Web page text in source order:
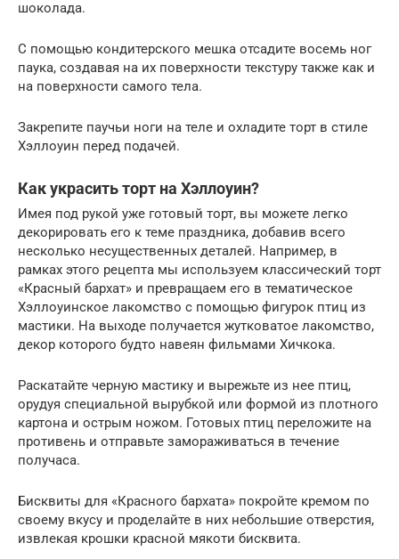
шоколада.
С помощью кондитерского мешка отсадите восемь ног
паука, создавая на их поверхности текстуру также как и
на поверхности самого тела.
Закрепите паучьи ноги на теле и охладите торт в стиле
Хэллоуин перед подачей.
Как украсить торт на Хэллоуин?
Имея под рукой уже готовый торт, вы можете легко
декорировать его к теме праздника, добавив всего
несколько несущественных деталей. Например, в
рамках этого рецепта мы используем классический торт
«Красный бархат» и превращаем его в тематическое
Хэллоуинское лакомство с помощью фигурок птиц из
мастики. На выходе получается жутковатое лакомство,
декор которого будто навеян фильмами Хичкока.
Раскатайте черную мастику и вырежьте из нее птиц,
орудуя специальной вырубкой или формой из плотного
картона и острым ножом. Готовых птиц переложите на
противень и отправьте замораживаться в течение
получаса.
Бисквиты для «Красного бархата» покройте кремом по
своему вкусу и проделайте в них небольшие отверстия,
извлекая крошки красной мякоти бисквита.